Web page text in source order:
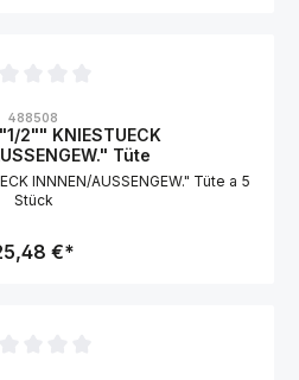
488508
2"" KNIESTUECK
Tüte
INNNEN/AUSSENGEW." Tüte a 5
Stück
€*